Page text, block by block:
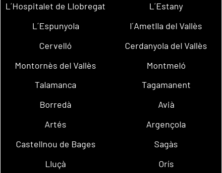
L´Hospitalet de Llobregat
L´Estany
L´Espunyola
l´Ametlla del Vallès
Cervelló
Cerdanyola del Vallès
Montornès del Vallès
Montmeló
Talamanca
Tagamanent
Borredà
Avià
Artés
Argençola
Castellnou de Bages
Sagàs
Lluçà
Orís